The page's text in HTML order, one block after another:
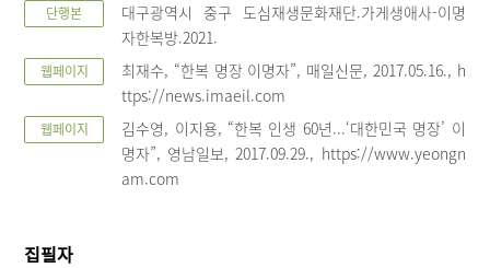
단행본
대구광역시 중구 도심재생문화재단.가게생애사-이명
자한복방.2021.
웹페이지
최재수, “한복 명장 이명자”, 매일신문, 2017.05.16., h
ttps://news.imaeil.com
웹페이지
김수영, 이지용, “한복 인생 60년...‘대한민국 명장’ 이
명자”, 영남일보, 2017.09.29., https://www.yeongn
am.com
집필자